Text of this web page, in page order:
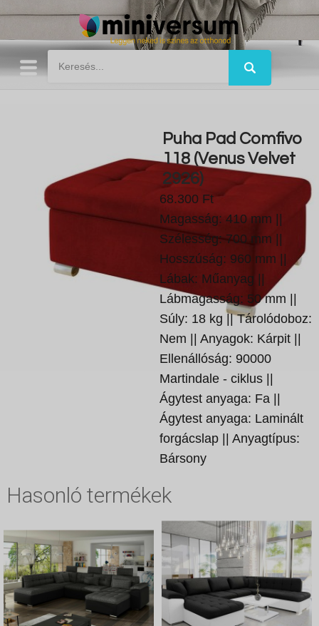
Puha Pad Comfivo
118 (Venus Velvet
2926)
68.300 Ft
Magasság: 410 mm ||
Szélesség: 700 mm ||
Hosszúság: 960 mm ||
Lábak: Műanyag ||
Lábmagasság: 50 mm ||
Súly: 18 kg || Tárolódoboz:
Nem || Anyagok: Kárpit ||
Ellenállóság: 90000
Martindale - ciklus ||
Ágytest anyaga: Fa ||
Ágytest anyaga: Laminált
forgácslap || Anyagtípus:
Bársony
Hasonló termékek